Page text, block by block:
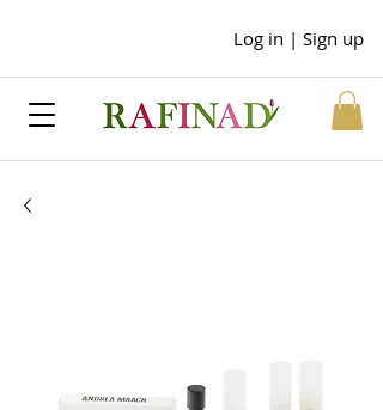
Log in | Sign up